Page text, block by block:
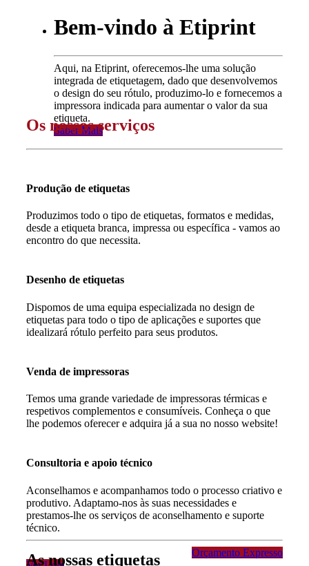
Bem-vindo à Etiprint
Aqui, na Etiprint, oferecemos-lhe uma solução
integrada de etiquetagem, dado que desenvolvemos
o design do seu rótulo, produzimo-lo e fornecemos a
impressora indicada para aumentar o valor da sua
etiqueta.
Saber Mais
Os nossos serviços
Produção de etiquetas
Produzimos todo o tipo de etiquetas, formatos e medidas,
desde a etiqueta branca, impressa ou específica - vamos ao
encontro do que necessita.
Desenho de etiquetas
Dispomos de uma equipa especializada no design de
etiquetas para todo o tipo de aplicações e suportes que
idealizará rótulo perfeito para seus produtos.
Venda de impressoras
Temos uma grande variedade de impressoras térmicas e
respetivos complementos e consumíveis. Conheça o que
lhe podemos oferecer e adquira já a sua no nosso website!
Consultoria e apoio técnico
Aconselhamos e acompanhamos todo o processo criativo e
produtivo. Adaptamo-nos às suas necessidades e
prestamos-lhe os serviços de aconselhamento e suporte
técnico.
Orçamento Expresso
As nossas etiquetas